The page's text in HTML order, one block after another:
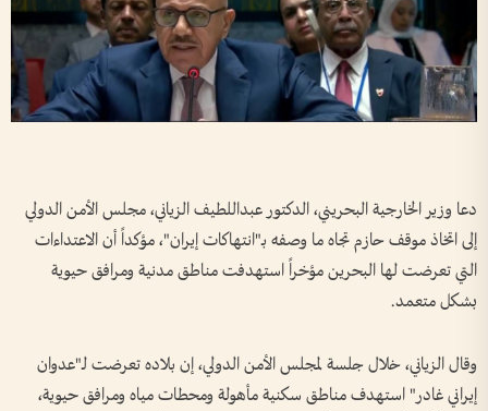
دعا وزير الخارجية البحريني، الدكتور عبداللطيف الزياني، مجلس الأمن الدولي
إلى اتخاذ موقف حازم تجاه ما وصفه بـ"انتهاكات إيران"، مؤكداً أن الاعتداءات
التي تعرضت لها البحرين مؤخراً استهدفت مناطق مدنية ومرافق حيوية
بشكل متعمد.
وقال الزياني، خلال جلسة لمجلس الأمن الدولي، إن بلاده تعرضت لـ"عدوان
إيراني غادر" استهدف مناطق سكنية مأهولة ومحطات مياه ومرافق حيوية،